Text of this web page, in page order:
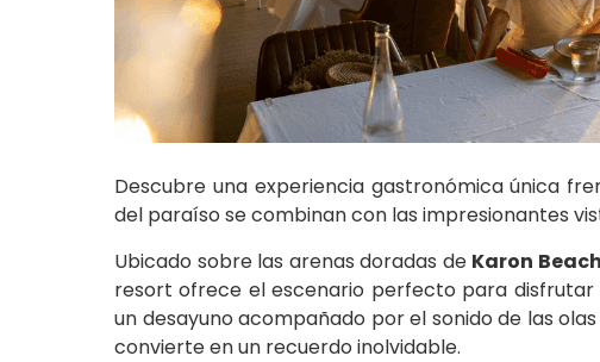
Descubre una experiencia gastronómica única
del paraíso se combinan con las impresionantes
Ubicado sobre las arenas doradas de Karon Beach
resort ofrece el escenario perfecto para disfrutar
un desayuno acompañado por el sonido de las
convierte en un recuerdo inolvidable.